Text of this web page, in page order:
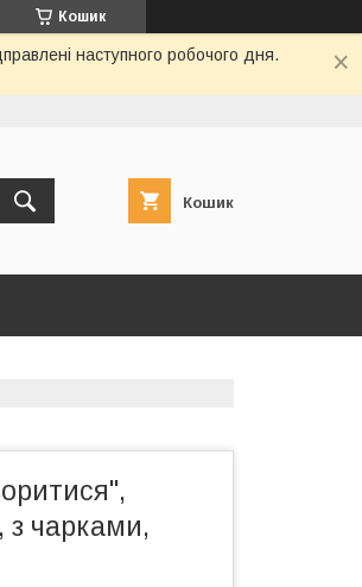
Кошик
наступного робочого дня.
Кошик
з чарками,